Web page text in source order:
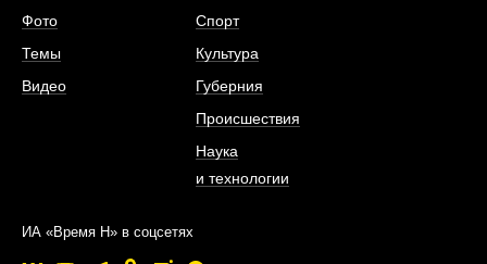
Фото
Темы
Видео
Спорт
Культура
Губерния
Происшествия
Наука
и технологии
ИА «Время Н» в соцсетях